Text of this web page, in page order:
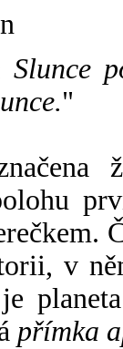
"
v
přímka